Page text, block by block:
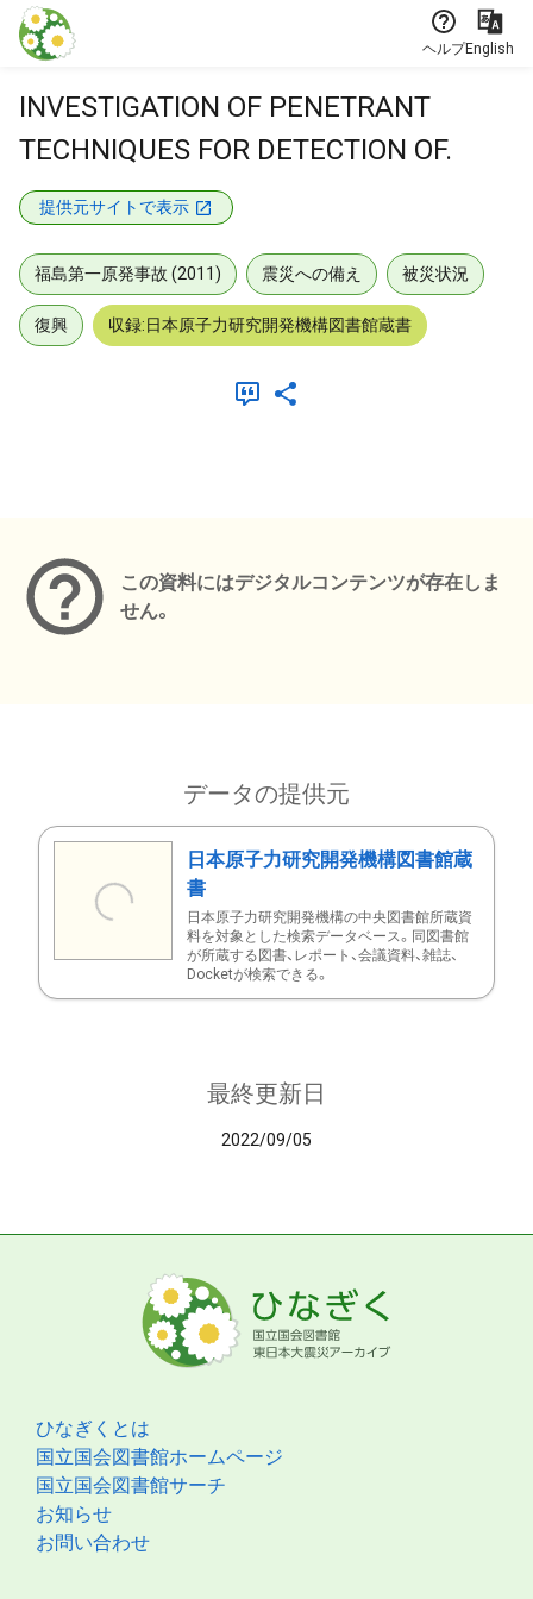
本文に飛ぶ
ヘルプEnglish
INVESTIGATION OF PENETRANT
TECHNIQUES FOR DETECTION OF.
提供元サイトで表示
福島第一原発事故 (2011) 震災への備え 被災状況
復興 収録:日本原子力研究開発機構図書館蔵書
この資料にはデジタルコンテンツが存在しま
せん。
データの提供元
日本原子力研究開発機構図書館蔵
書
日本原子力研究開発機構の中央図書館所蔵資
料を対象とした検索データベース。同図書館
が所蔵する図書、レポート、会議資料、雑誌、
Docketが検索できる。
最終更新日
2022/09/05
ひなぎくとは
国立国会図書館ホームページ
国立国会図書館サーチ
お知らせ
お問い合わせ